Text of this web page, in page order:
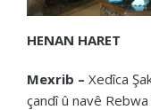
HENAN HARET
Mexrib – Xedîca
çandî û navê